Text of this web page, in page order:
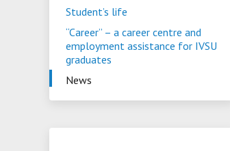
• Координационный центр ИвГУ
• Организация питания в
образовательной организации
Student’s life
“Career” – a сareer centre and
employment assistance for IVSU
graduates
News